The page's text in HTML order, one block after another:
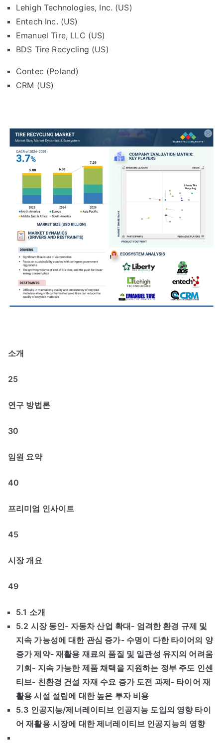
Lehigh Technologies, Inc. (US)
Entech Inc. (US)
Emanuel Tire, LLC (US)
BDS Tire Recycling (US)
Contec (Poland)
CRM (US)
소개
25
연구 방법론
30
임원 요약
40
프리미엄 인사이트
45
시장 개요
49
5.1 소개
5.2 시장 동인- 자동차 산업 확대- 엄격한 환경 규제 및
지속 가능성에 대한 관심 증가- 수명이 다한 타이어의 양
증가 제약- 재활용 재료의 품질 및 일관성 유지의 어려움
기회- 지속 가능한 제품 채택을 지원하는 정부 주도 인센
티브- 친환경 건설 자재 수요 증가 도전 과제- 타이어 재
활용 시설 설립에 대한 높은 투자 비용
5.3 인공지능/제너레이티브 인공지능 도입의 영향 타이
어 재활용 시장에 대한 제너레이티브 인공지능의 영향